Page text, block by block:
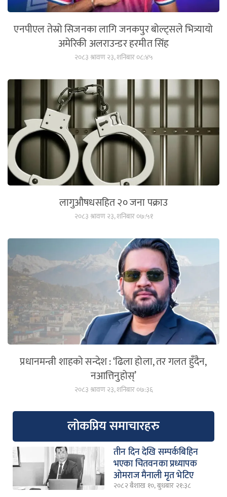
एनपीएल तेस्रो सिजनका लागि जनकपुर बोल्ट्सले भित्र्यायो
अमेरिकी अलराउन्डर हरमीत सिंह
२०८३ श्रावण २३, शनिबार ०८:४५
लागुऔषधसहित २० जना पक्राउ
२०८३ श्रावण २३, शनिबार ०७:५१
प्रधानमन्त्री शाहको सन्देश : ‘ढिला होला, तर गलत हुँदैन,
नआत्तिनुहोस्’
२०८३ श्रावण २३, शनिबार ०७:३६
लोकप्रिय समाचारहरु
तीन दिन देखि सम्पर्कबिहिन
भएका चितवनका प्रध्यापक
ओमराज मैनाली मृत भेटिए
२०८२ बैशाख १०, बुधबार २१:३८